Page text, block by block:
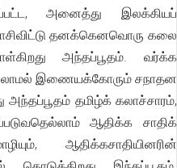
அனைத்து இலக்கியப்
தனக்கெனவொரு கலை
அந்தப்பூதம். வர்க்க
இணையக்கோரும் சநாதன
அந்தப்பூதம் தமிழ்க் கலாச்சாரம்,
ஆதிக்க சாதிக்
ஆதிக்கசாதியினரின்